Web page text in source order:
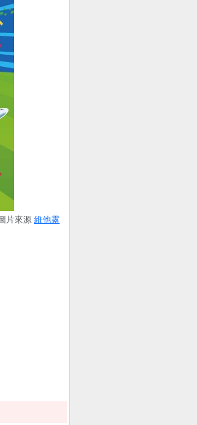
片來源 維他露